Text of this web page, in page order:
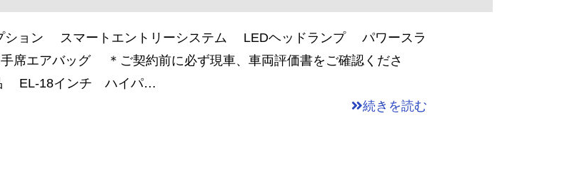
ション スマートエントリーシステム LEDヘッドランプ パワースラ
席エアバッグ ＊ご契約前に必ず現車、車両評価書をご確認くださ
EL-18インチ ハイパ…
続きを読む